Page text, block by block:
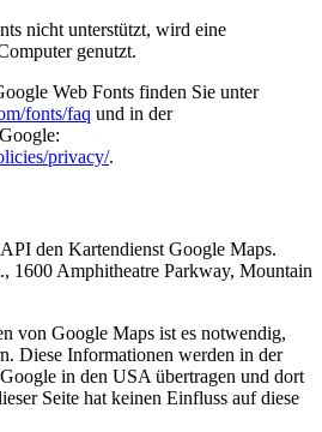
nicht unterstützt, wird eine
genutzt.
Web Fonts finden Sie unter
fonts/faq und in der
privacy/.
den Kartendienst Google Maps.
1600 Amphitheatre Parkway, Mountain
von Google Maps ist es notwendig,
Diese Informationen werden in der
in den USA übertragen und dort
Seite hat keinen Einfluss auf diese